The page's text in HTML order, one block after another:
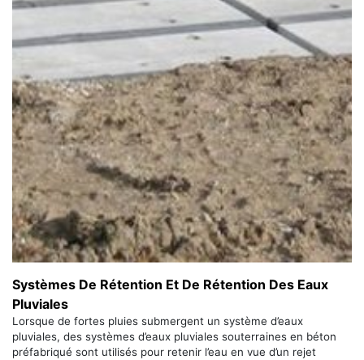
Systèmes De Rétention Et De Rétention Des Eaux
Pluviales
Lorsque de fortes pluies submergent un système d’eaux
pluviales, des systèmes d’eaux pluviales souterraines en béton
préfabriqué sont utilisés pour retenir l’eau en vue d’un rejet